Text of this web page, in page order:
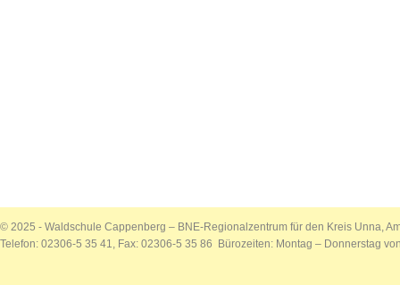
© 2025 - Waldschule Cappenberg – BNE-Regionalzentrum für den Kreis Unna,
Telefon: 02306-5 35 41, Fax: 02306-5 35 86 Bürozeiten: Montag – Donnerstag